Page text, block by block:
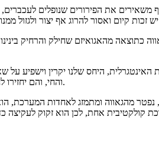
את הפירורים שנופלים לעכברים,
כתוצאה מהאגואיזם שחילק והרחיק
היחס שלנו יקרין וישפיע
והחי, והם יחזירו לנו בתגובה יחס מתחשב וידידותי.
מהגאווה ומתמזג לאחדות המערכת, הוא